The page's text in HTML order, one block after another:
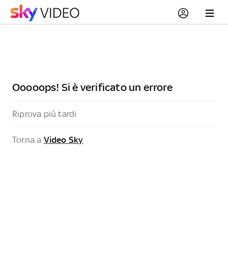
Ooooops! Si è verificato un errore
Riprova più tardi
Torna a Video Sky